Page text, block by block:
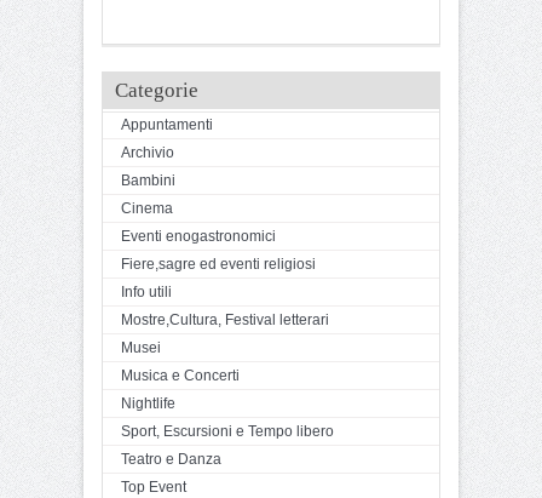
Categorie
Appuntamenti
Archivio
Bambini
Cinema
Eventi enogastronomici
Fiere,sagre ed eventi religiosi
Info utili
Mostre,Cultura, Festival letterari
Musei
Musica e Concerti
Nightlife
Sport, Escursioni e Tempo libero
Teatro e Danza
Top Event